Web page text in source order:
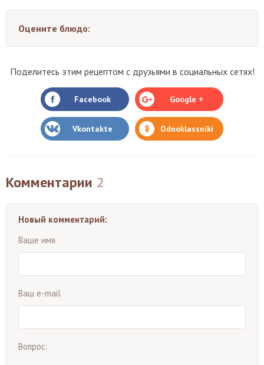
Оцените блюдо:
Поделитесь этим рецептом с друзьями в социальных сетях!
Facebook Google +
Vkontakte Odnoklassniki
Комментарии 2
Новый комментарий:
Ваше имя
Ваш e-mail
Вопрос: